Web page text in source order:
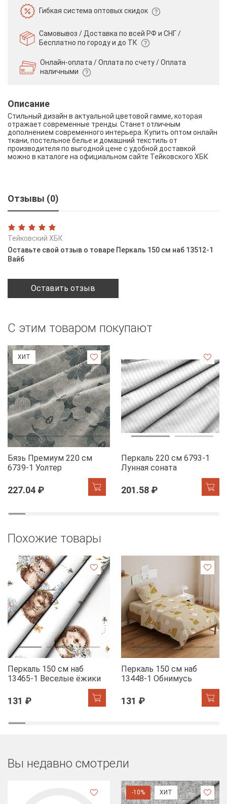
Гибкая системаоптовых скидок
Самовывоз / Доставка по всей РФ и СНГ /
Бесплатно по городу и до ТК
Онлайн-оплата / Оплата по счету /Оплата
наличными
Описание
Стильный дизайн в актуальной цветовой гамме, которая
отражает современные тренды. Станет отличным
дополнением современного интерьера. Купить оптом онлайн
ткани, постельное белье и домашний текстиль от
производителя по выгодной цене с удобной доставкой
можно в каталоге на официальном сайте Тейковского ХБК
Отзывы (0)
Тейковский ХБК
Оставьте свой отзыв о товаре Перкаль 150 см наб 13512-1
Вайб
Оставить отзыв
С этим товаром покупают
ХИТ
Бязь Премиум 220 см
6739-1 Уолтер
227.04 ₽
Перкаль 220 см 6793-1
Лунная соната
201.58 ₽
Похожие товары
Перкаль 150 см наб
13465-1 Веселые ёжики
131 ₽
Перкаль 150 см наб
13448-1 Обнимусь
131 ₽
Вы недавно смотрели
-10% ХИТ